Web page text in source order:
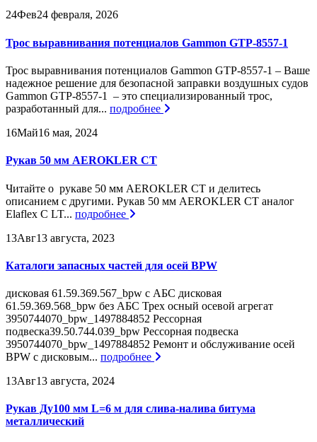
24Фев24 февраля, 2026
Трос выравнивания потенциалов Gammon GTP-8557-1
Трос выравнивания потенциалов Gammon GTP-8557-1 – Ваше
надежное решение для безопасной заправки воздушных судов
Gammon GTP-8557-1 – это специализированный трос,
разработанный для... подробнее
16Май16 мая, 2024
Рукав 50 мм AEROKLER CT
Читайте о рукаве 50 мм AEROKLER CT и делитесь
описанием с другими. Рукав 50 мм AEROKLER CT аналог
Elaflex C LT... подробнее
13Авг13 августа, 2023
Каталоги запасных частей для осей BPW
дисковая 61.59.369.567_bpw с АБС дисковая
61.59.369.568_bpw без АБС Трех осный осевой агрегат
3950744070_bpw_1497884852 Рессорная
подвеска39.50.744.039_bpw Рессорная подвеска
3950744070_bpw_1497884852 Ремонт и обслуживание осей
BPW с дисковым... подробнее
13Авг13 августа, 2024
Рукав Ду100 мм L=6 м для слива-налива битума
металлический